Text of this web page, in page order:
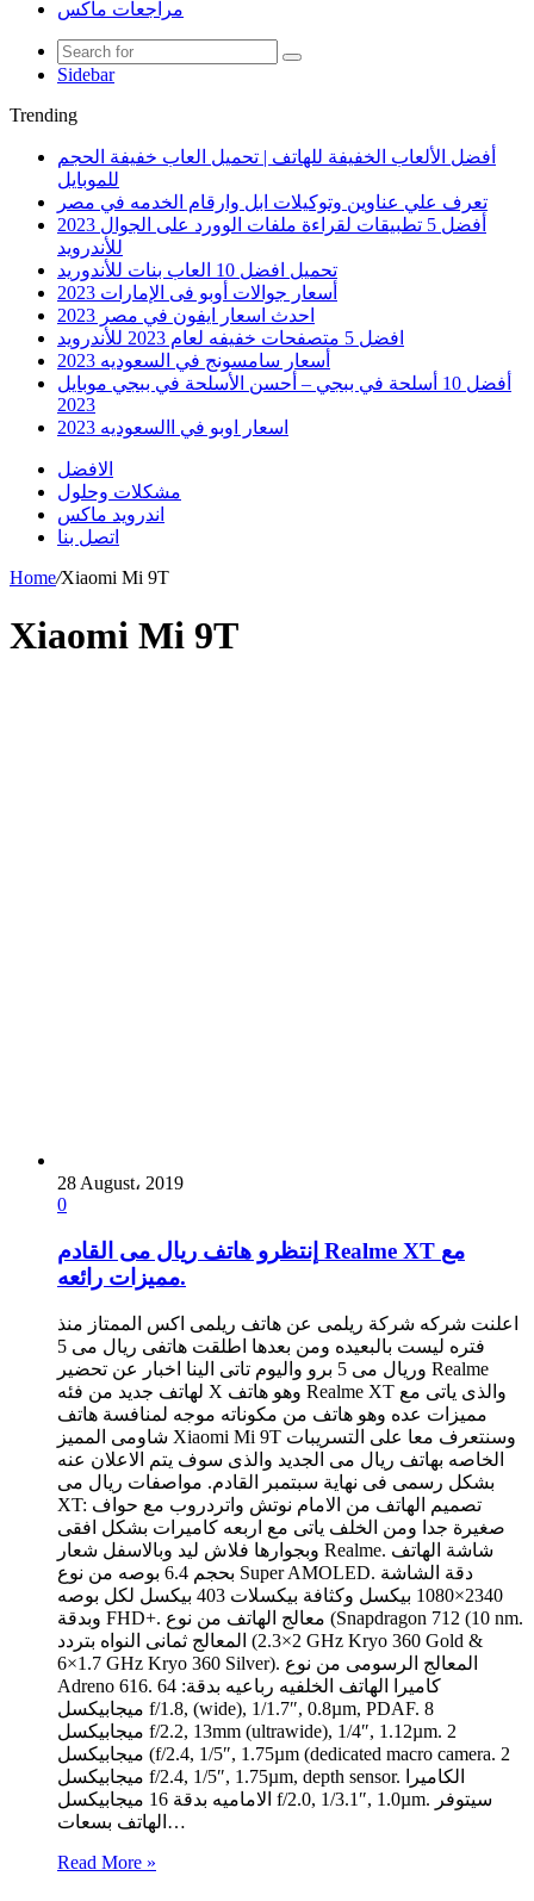
مراجعات ماكس
Sidebar
Trending
أفضل الألعاب الخفيفة للهاتف | تحميل العاب خفيفة الحجم
للموبايل
تعرف علي عناوين وتوكيلات ابل وارقام الخدمه في مصر
أفضل 5 تطبيقات لقراءة ملفات الوورد على الجوال 2023
للأندرويد
تحميل افضل 10 العاب بنات للأندوريد
أسعار جوالات أوبو فى الإمارات 2023
احدث اسعار ايفون في مصر 2023
افضل 5 متصفحات خفيفه لعام 2023 للأندرويد
أسعار سامسونج في السعوديه 2023
أفضل 10 أسلحة في ببجي – أحسن الأسلحة في ببجي موبايل
2023
اسعار اوبو في االسعوديه 2023
الافضل
مشكلات وحلول
اندرويد ماكس
اتصل بنا
Home/Xiaomi Mi 9T
Xiaomi Mi 9T
28 August، 2019
0
إنتظرو هاتف ريال مى القادم Realme XT مع
مميزات رائعه.
اعلنت شركه شركة ريلمى عن هاتف ريلمى اكس الممتاز منذ
فتره ليست بالبعيده ومن بعدها اطلقت هاتفى ريال مى 5
وريال مى 5 برو واليوم تاتى الينا اخبار عن تحضير Realme
لهاتف جديد من فئه X وهو هاتف Realme XT والذى ياتى مع
مميزات عده وهو هاتف من مكوناته موجه لمنافسة هاتف
شاومى المميز Xiaomi Mi 9T وسنتعرف معا على التسريبات
الخاصه بهاتف ريال مى الجديد والذى سوف يتم الاعلان عنه
بشكل رسمى فى نهاية سبتمبر القادم. مواصفات ريال مى
XT: تصميم الهاتف من الامام نوتش واتردروب مع حواف
صغيرة جدا ومن الخلف ياتى مع اربعه كاميرات بشكل افقى
وبجوارها فلاش ليد وبالاسفل شعار Realme. شاشة الهاتف
بحجم 6.4 بوصه من نوع Super AMOLED. دقة الشاشة
2340×1080 بيكسل وكثافة بيكسلات 403 بيكسل لكل بوصه
وبدقة FHD+. معالج الهاتف من نوع (Snapdragon 712 (10 nm.
المعالج ثمانى النواه بتردد (2×2.3 GHz Kryo 360 Gold &
6×1.7 GHz Kryo 360 Silver). المعالج الرسومى من نوع
Adreno 616. كاميرا الهاتف الخلفيه رباعيه بدقة: 64
ميجابيكسل f/1.8, (wide), 1/1.7″, 0.8µm, PDAF. 8
ميجابيكسل f/2.2, 13mm (ultrawide), 1/4″, 1.12µm. 2
ميجابيكسل (f/2.4, 1/5″, 1.75µm (dedicated macro camera. 2
ميجابيكسل f/2.4, 1/5″, 1.75µm, depth sensor. الكاميرا
الاماميه بدقة 16 ميجابيكسل f/2.0, 1/3.1″, 1.0µm. سيتوفر
الهاتف بسعات…
Read More »